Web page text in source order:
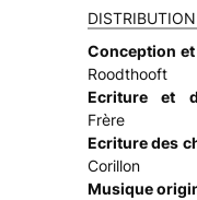
DISTRIBUTION
Conception
Roodthooft
Ecriture et
Frère
Ecriture des
Corillon
Musique